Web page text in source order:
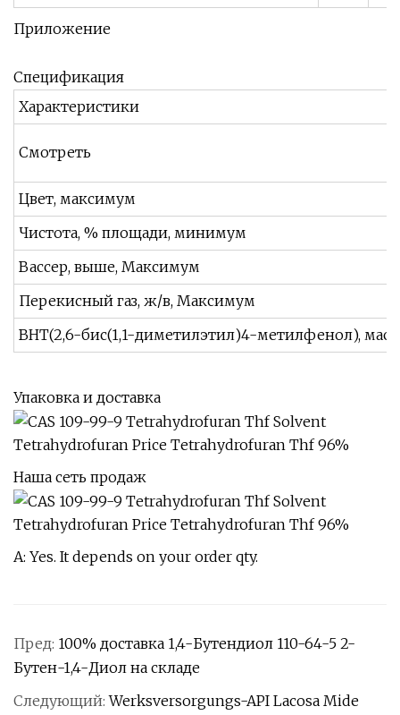
Приложение
Спецификация
Характеристики
Смотреть
Цвет, максимум
Чистота, % площади, минимум
Вассер, выше, Максимум
Перекисный газ, ж/в, Максимум
BHT(2,6-бис(1,1-диметилэтил)4-метилфенол), мас./
Упаковка и доставка
Наша сеть продаж
A: Yes. It depends on your order qty.
Пред: 100% доставка 1,4-Бутендиол 110-64-5 2-
Бутен-1,4-Диол на складе
Следующий:Werksversorgungs-API Lacosa Mide